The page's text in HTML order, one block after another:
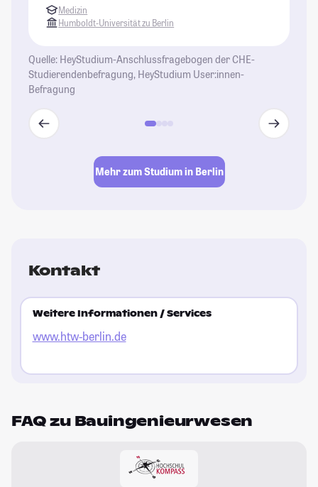
Medizin
Humboldt-Universität zu Berlin
Quelle: HeyStudium-Anschlussfragebogen der CHE-
Studierendenbefragung, HeyStudium User:innen-
Befragung
Mehr zum Studium in Berlin
Kontakt
Weitere Informationen / Services
www.htw-berlin.de
FAQ zu Bauingenieurwesen